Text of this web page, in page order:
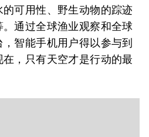
可用性、野生动物的踪迹
通过全球渔业观察和全球
智能手机用户得以参与到
，只有天空才是行动的最